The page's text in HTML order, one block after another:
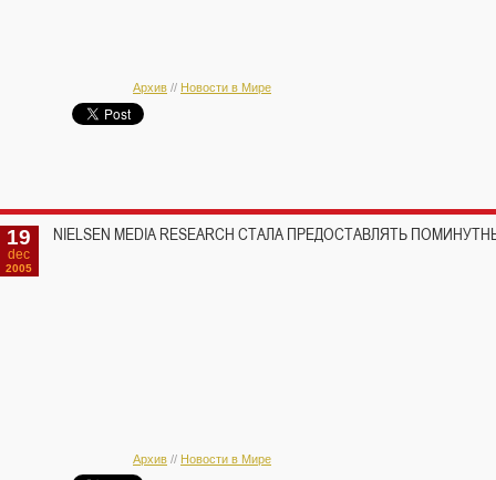
Архив // Новости в Мире
19
dec
2005
NIELSEN MEDIA RESEARCH СТАЛА ПРЕДОСТАВЛЯТЬ
Архив // Новости в Мире